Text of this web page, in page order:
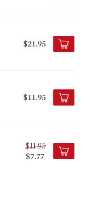
$21.95
$11.95
$11.95
$7.77